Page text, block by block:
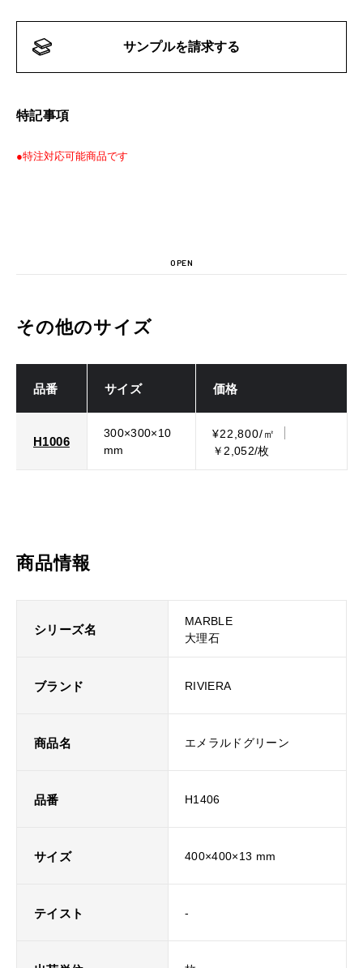
サンプルを請求する
特記事項
●特注対応可能商品です
OPEN
その他のサイズ
品番 サイズ 価格
H1006
300×300×10
mm
¥22,800/㎡
￥2,052/枚
商品情報
シリーズ名
MARBLE
大理石
ブランド RIVIERA
商品名 エメラルドグリーン
品番 H1406
サイズ 400×400×13 mm
テイスト -